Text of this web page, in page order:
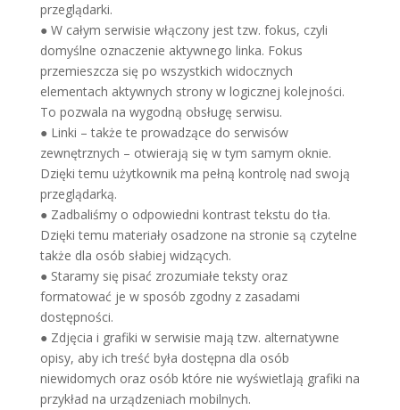
przeglądarki.
● W całym serwisie włączony jest tzw. fokus, czyli
domyślne oznaczenie aktywnego linka. Fokus
przemieszcza się po wszystkich widocznych
elementach aktywnych strony w logicznej kolejności.
To pozwala na wygodną obsługę serwisu.
● Linki – także te prowadzące do serwisów
zewnętrznych – otwierają się w tym samym oknie.
Dzięki temu użytkownik ma pełną kontrolę nad swoją
przeglądarką.
● Zadbaliśmy o odpowiedni kontrast tekstu do tła.
Dzięki temu materiały osadzone na stronie są czytelne
także dla osób słabiej widzących.
● Staramy się pisać zrozumiałe teksty oraz
formatować je w sposób zgodny z zasadami
dostępności.
● Zdjęcia i grafiki w serwisie mają tzw. alternatywne
opisy, aby ich treść była dostępna dla osób
niewidomych oraz osób które nie wyświetlają grafiki na
przykład na urządzeniach mobilnych.